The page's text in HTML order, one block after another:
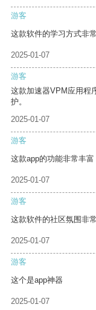
游客
这款软件的学习方式非
2025-01-07
游客
这款加速器VPM应用程
护。
2025-01-07
游客
这款app的功能非常丰富
2025-01-07
游客
这款软件的社区氛围非
2025-01-07
游客
这个是app神器
2025-01-07